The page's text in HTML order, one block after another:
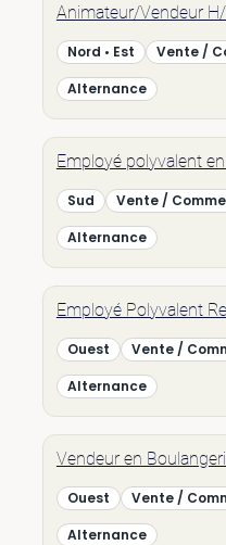
Animateur/Vendeur
Nord • Est Vente /
Alternance
Employé polyvalent
Sud Vente /
Alternance
Employé Polyvalent
Ouest Vente /
Alternance
Vendeur en
Ouest Vente /
Alternance